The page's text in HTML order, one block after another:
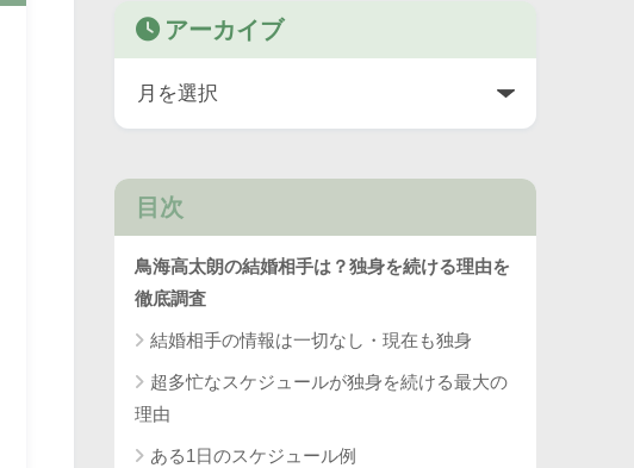
アーカイブ
目次
鳥海高太朗の結婚相手は？独身を続ける理由を
徹底調査
結婚相手の情報は一切なし・現在も独身
超多忙なスケジュールが独身を続ける最大の
理由
ある1日のスケジュール例